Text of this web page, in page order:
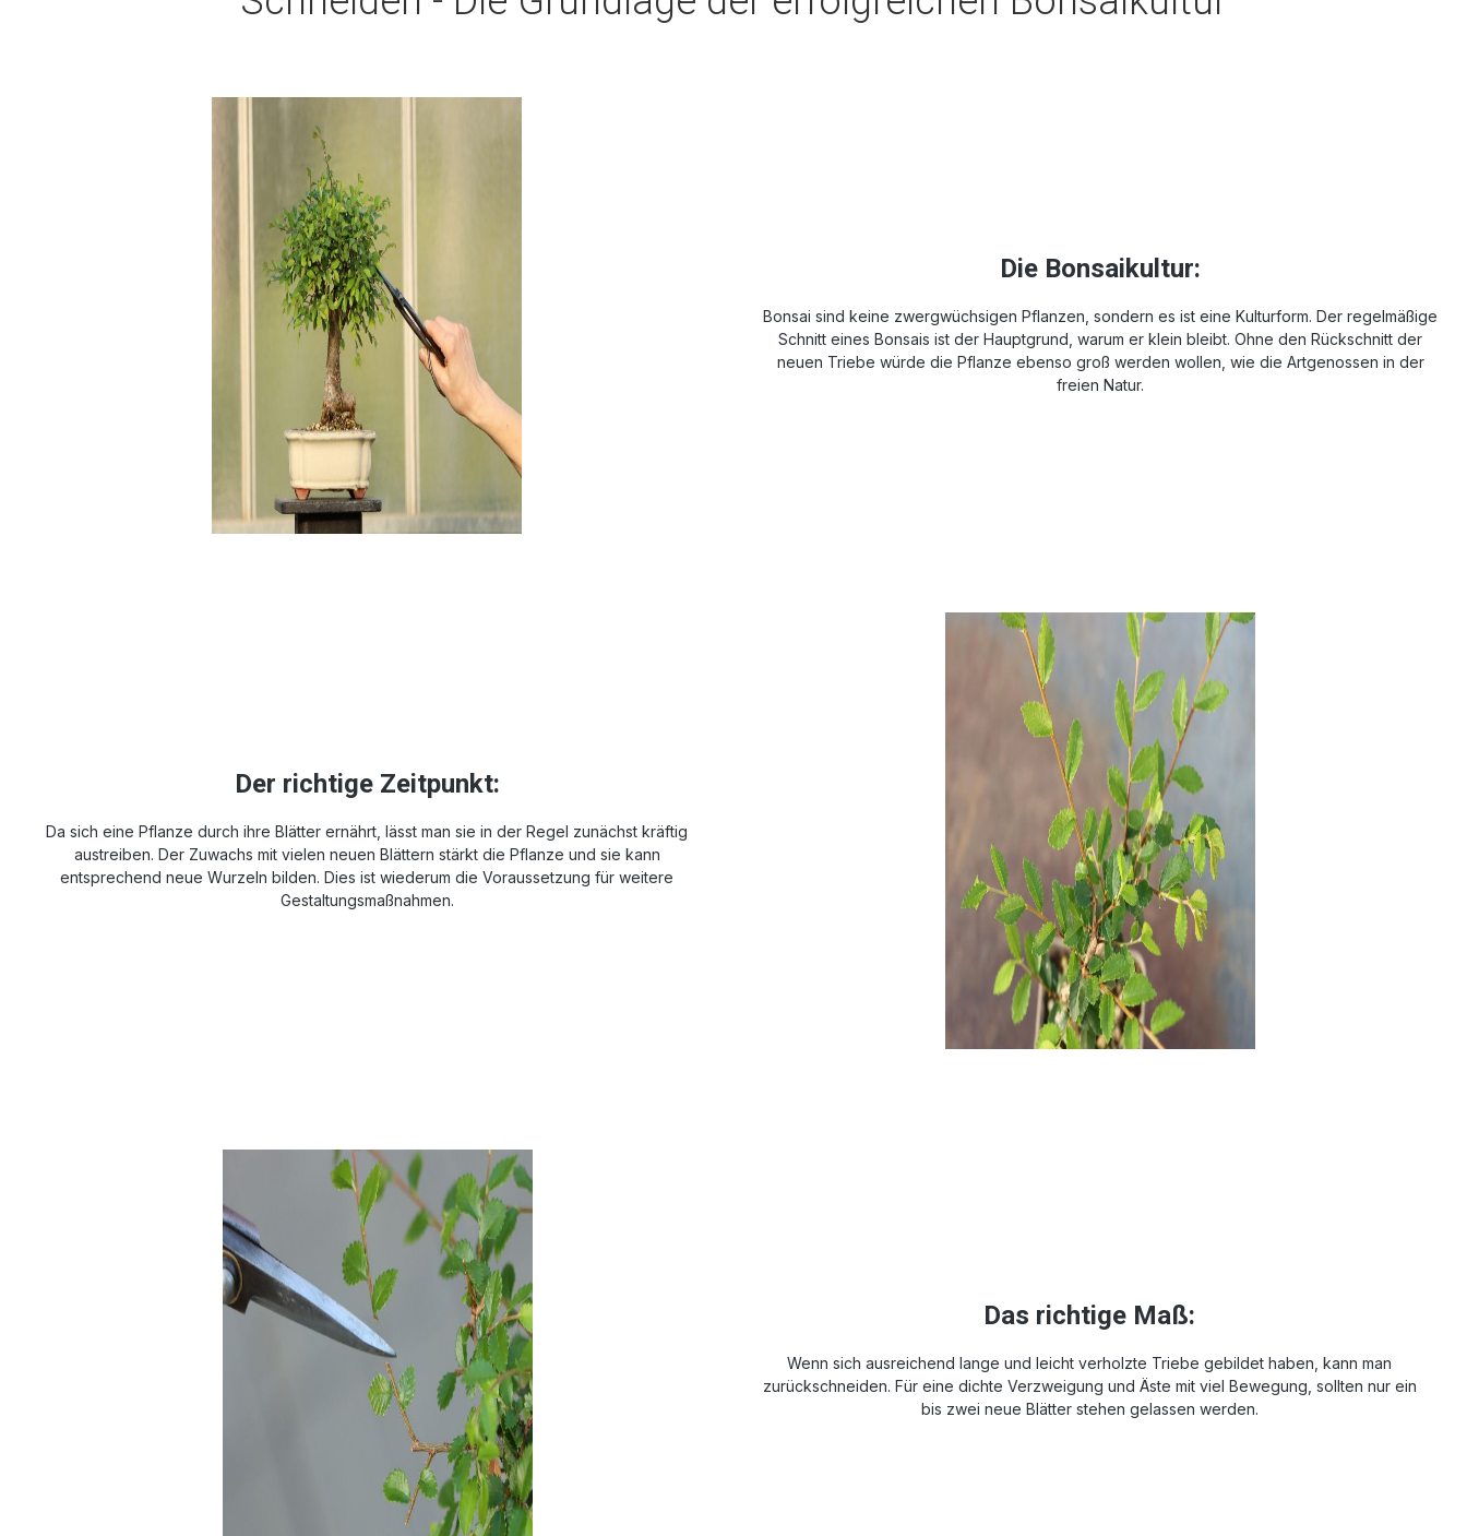
Die Bonsaikultur:
Bonsai sind keine zwergwüchsigen Pflanzen, sondern es ist eine Kulturform. Der regelmäßige
Schnitt eines Bonsais ist der Hauptgrund, warum er klein bleibt. Ohne den Rückschnitt der
neuen Triebe würde die Pflanze ebenso groß werden wollen, wie die Artgenossen in der
freien Natur.
Der richtige Zeitpunkt:
Da sich eine Pflanze durch ihre Blätter ernährt, lässt man sie in der Regel zunächst kräftig
austreiben. Der Zuwachs mit vielen neuen Blättern stärkt die Pflanze und sie kann
entsprechend neue Wurzeln bilden. Dies ist wiederum die Voraussetzung für weitere
Gestaltungsmaßnahmen.
Das richtige Maß:
Wenn sich ausreichend lange und leicht verholzte Triebe gebildet haben, kann man
zurückschneiden. Für eine dichte Verzweigung und Äste mit viel Bewegung, sollten nur ein
bis zwei neue Blätter stehen gelassen werden.